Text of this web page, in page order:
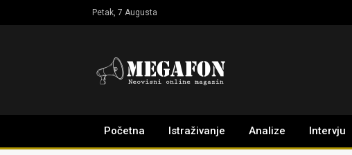
Petak, 7 Augusta
Početna Istraživanje Analize Intervju